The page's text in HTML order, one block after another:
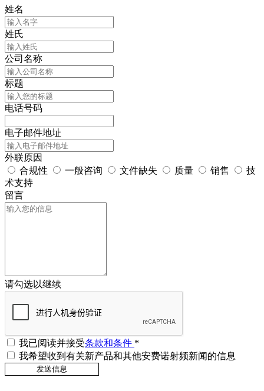
姓名
姓氏
公司名称
标题
电话号码
电子邮件地址
外联原因
合规性
一般咨询 文件缺失 质量 销售
技
术支持
留言
请勾选以继续
我已阅读并接受条款和条件 *
我希望收到有关新产品和其他安费诺射频新闻的信息